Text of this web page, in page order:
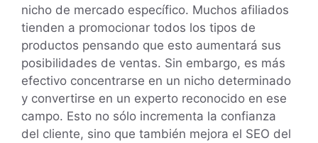
nicho de mercado específico. Muchos afiliados
tienden a promocionar todos los tipos de
productos pensando que esto aumentará sus
posibilidades de ventas. Sin embargo, es más
efectivo concentrarse en un nicho determinado
y convertirse en un experto reconocido en ese
campo. Esto no sólo incrementa la confianza
del cliente, sino que también mejora el SEO del